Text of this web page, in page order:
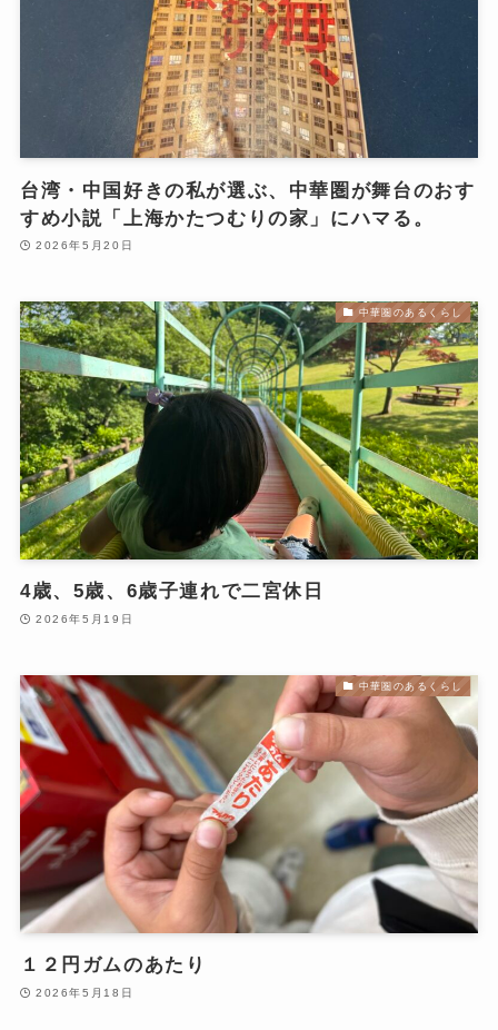
台湾・中国好きの私が選ぶ、中華圏が舞台のおす
すめ小説「上海かたつむりの家」にハマる。
2026年5月20日
中華圏のあるくらし
4歳、5歳、6歳子連れで二宮休日
2026年5月19日
中華圏のあるくらし
１２円ガムのあたり
2026年5月18日